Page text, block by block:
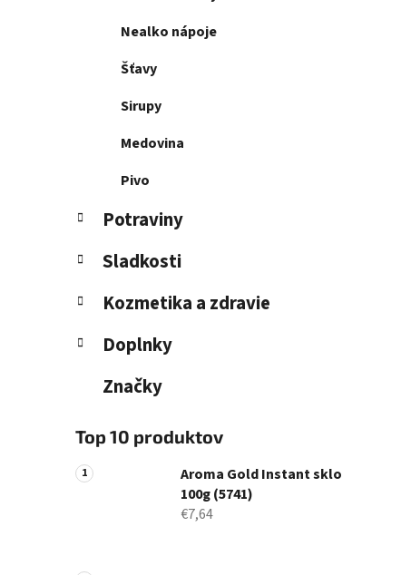
Nealko nápoje
Šťavy
Sirupy
Medovina
Pivo
Potraviny
Sladkosti
Kozmetika a zdravie
Doplnky
Značky
Top 10 produktov
Aroma Gold Instant sklo
100g (5741)
€7,64